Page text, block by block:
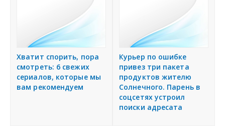
Хватит спорить, пора
смотреть: 6 свежих
сериалов, которые мы
вам рекомендуем
Курьер по ошибке
привез три пакета
продуктов жителю
Солнечного. Парень в
соцсетях устроил
поиски адресата